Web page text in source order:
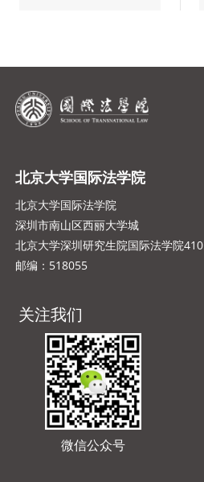
北京大学国际法学院
北京大学国际法学院
深圳市南山区西丽大学城
北京大学深圳研究生院国际法学院410
邮编：518055
关注我们
微信公众号